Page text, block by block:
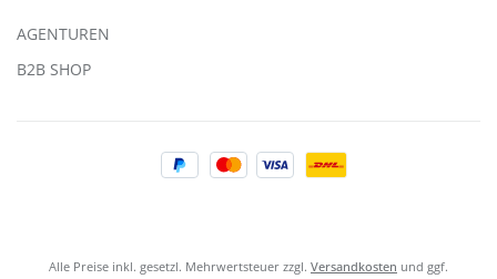
AGENTUREN
B2B SHOP
Alle Preise inkl. gesetzl. Mehrwertsteuer zzgl. Versandkosten und ggf.